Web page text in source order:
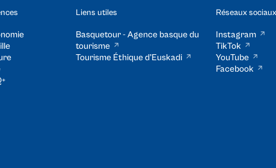
Liens utiles
Basquetour - Agence basque du
tourisme
Tourisme Éthique d’Euskadi​
Réseaux sociaux
Instagram
TikTok
YouTube
Facebook